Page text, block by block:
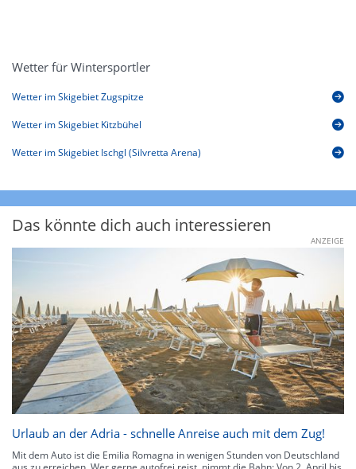
Wetter für Wintersportler
Wetter im Skigebiet Zugspitze
Wetter im Skigebiet Kitzbühel
Wetter im Skigebiet Ischgl (Silvretta Arena)
Das könnte dich auch interessieren
ANZEIGE
Urlaub an der Adria - schnelle Anreise auch mit dem Zug!
Mit dem Auto ist die Emilia Romagna in wenigen Stunden von Deutschland